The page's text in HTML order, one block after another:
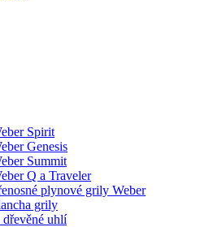
Spirit
Genesis
Summit
Q a Traveler
plynové grily Weber
grily
uhlí